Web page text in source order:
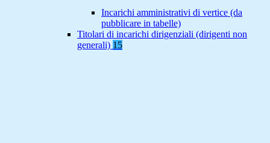
Incarichi amministrativi di vertice (da
pubblicare in tabelle)
Titolari di incarichi dirigenziali (dirigenti non
generali) 15